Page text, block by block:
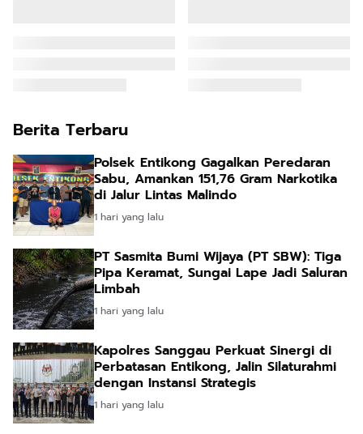
Berita Terbaru
Polsek Entikong Gagalkan Peredaran
Sabu, Amankan 151,76 Gram Narkotika
di Jalur Lintas Malindo
1 hari yang lalu
PT Sasmita Bumi Wijaya (PT SBW): Tiga
Pipa Keramat, Sungai Lape Jadi Saluran
Limbah
1 hari yang lalu
Kapolres Sanggau Perkuat Sinergi di
Perbatasan Entikong, Jalin Silaturahmi
dengan Instansi Strategis
1 hari yang lalu